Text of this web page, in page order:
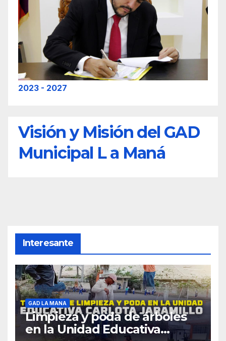
2023 - 2027
Visión y Misión del GAD
Municipal L a Maná
Interesante
GAD LA MANA
Limpieza y poda de árboles
en la Unidad Educativa